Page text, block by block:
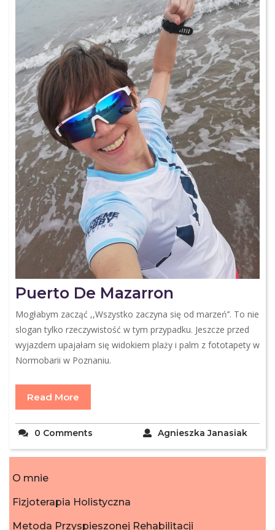
Puerto De Mazarron
Mogłabym zacząć ,,Wszystko zaczyna się od marzeń’’. To nie
slogan tylko rzeczywistość w tym przypadku. Jeszcze przed
wyjazdem upajałam się widokiem plaży i palm z fototapety w
Normobarii w Poznaniu.
Read More
Agnieszka Janasiak
0 Comments
O mnie
Fizjoterapia Holistyczna
Metoda Przyspieszonej Rehabilitacji